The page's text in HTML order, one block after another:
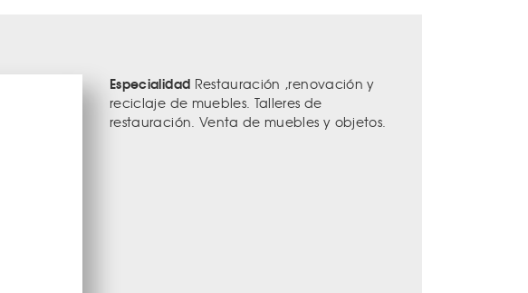
Especialidad Restauración ,renovación y
reciclaje de muebles. Talleres de
restauración. Venta de muebles y objetos.